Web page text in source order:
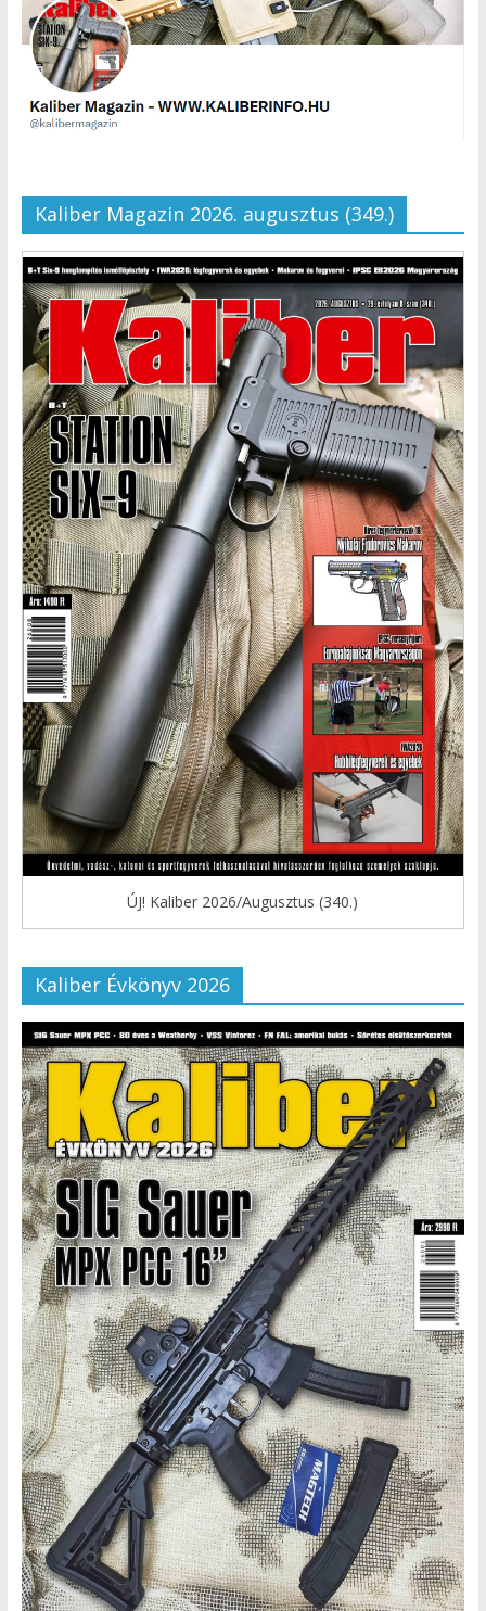
Kaliber Magazin 2026. augusztus (349.)
ÚJ! Kaliber 2026/Augusztus (340.)
Kaliber Évkönyv 2026